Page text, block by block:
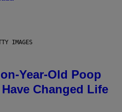
IMAGES
Year-Old Poop
Changed Life